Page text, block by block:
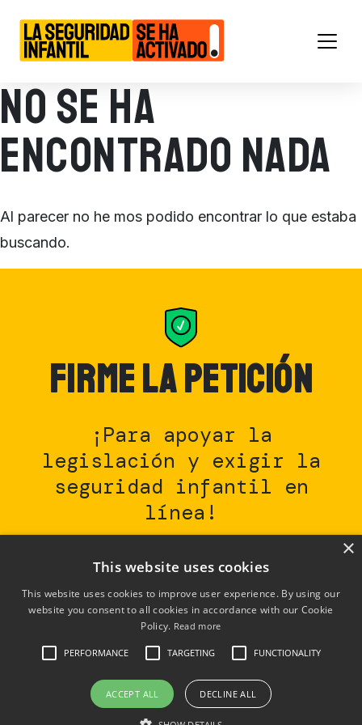
Main Navigation
No se ha
encontrado nada
Al parecer no he mos podido encontrar lo que estaba
buscando.
FirmE la petición
¡Para apoyar la
legislación y exigir la
seguridad infantil en
línea!
Firme la petición
Derechos de autor © 2023 | Reservados todos los
derechos |
Privacidad
×
This website uses cookies
This website uses cookies to improve user experience. By using our
website you consent to all cookies in accordance with our Cookie
Policy. Read more
PERFORMANCE TARGETING FUNCTIONALITY
ACCEPT ALL DECLINE ALL